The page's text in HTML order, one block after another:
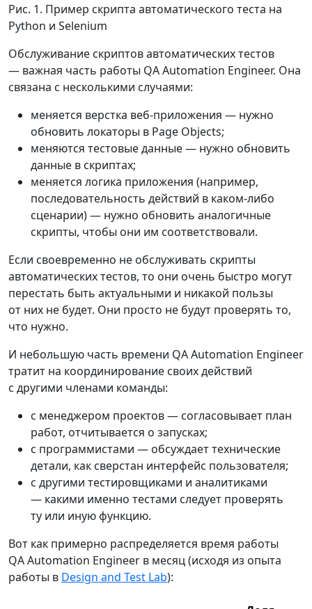
Рис. 1. Пример скрипта автоматического теста на
Python и Selenium
Обслуживание скриптов автоматических тестов
— важная часть работы QA Automation Engineer. Она
связана с несколькими случаями:
меняется верстка веб-приложения — нужно
обновить локаторы в Page Objects;
меняются тестовые данные — нужно обновить
данные в скриптах;
меняется логика приложения (например,
последовательность действий в каком-либо
сценарии) — нужно обновить аналогичные
скрипты, чтобы они им соответствовали.
Если своевременно не обслуживать скрипты
автоматических тестов, то они очень быстро могут
перестать быть актуальными и никакой пользы
от них не будет. Они просто не будут проверять то,
что нужно.
И небольшую часть времени QA Automation Engineer
тратит на координирование своих действий
с другими членами команды:
с менеджером проектов — согласовывает план
работ, отчитывается о запусках;
с программистами — обсуждает технические
детали, как сверстан интерфейс пользователя;
с другими тестировщиками и аналитиками
— какими именно тестами следует проверять
ту или иную функцию.
Вот как примерно распределяется время работы
QA Automation Engineer в месяц (исходя из опыта
работы в Design and Test Lab):